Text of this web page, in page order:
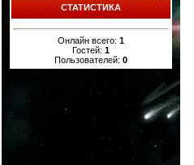
СТАТИСТИКА
Онлайн всего: 1
Гостей: 1
Пользователей: 0